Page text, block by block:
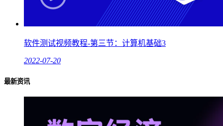
软件测试视频教程-第三节：计算机基础3
2022-07-20
最新资讯